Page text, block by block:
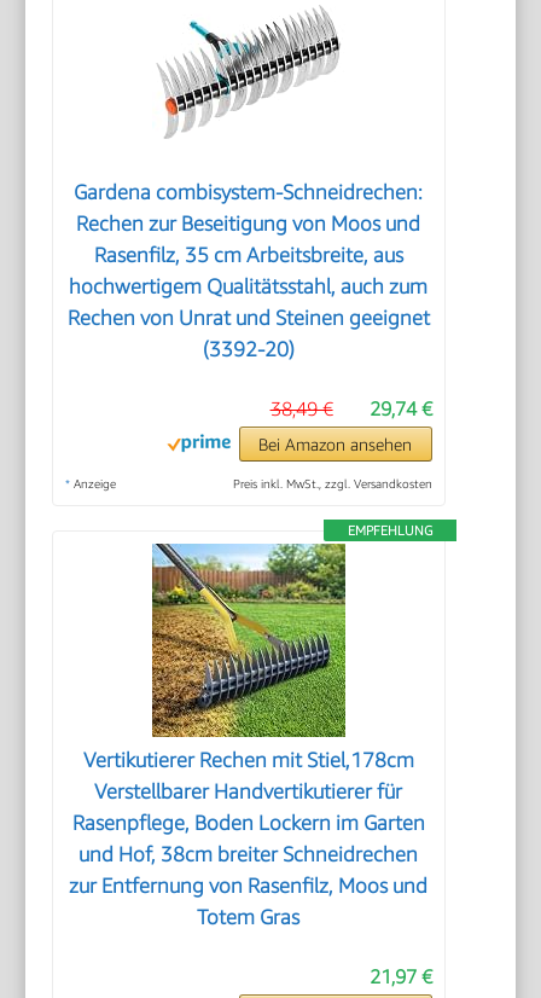
Gardena combisystem-Schneidrechen:
Rechen zur Beseitigung von Moos und
Rasenfilz, 35 cm Arbeitsbreite, aus
hochwertigem Qualitätsstahl, auch zum
Rechen von Unrat und Steinen geeignet
(3392-20)
29,74 €
38,49 €
Bei Amazon ansehen
* Anzeige Preis inkl. MwSt., zzgl. Versandkosten
EMPFEHLUNG
Vertikutierer Rechen mit Stiel,178cm
Verstellbarer Handvertikutierer für
Rasenpflege, Boden Lockern im Garten
und Hof, 38cm breiter Schneidrechen
zur Entfernung von Rasenfilz, Moos und
Totem Gras
21,97 €